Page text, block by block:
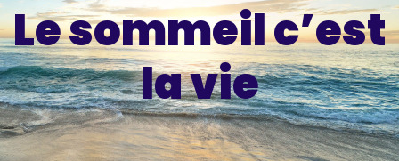
Le sommeil c’est
la vie